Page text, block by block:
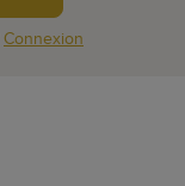
Connexion